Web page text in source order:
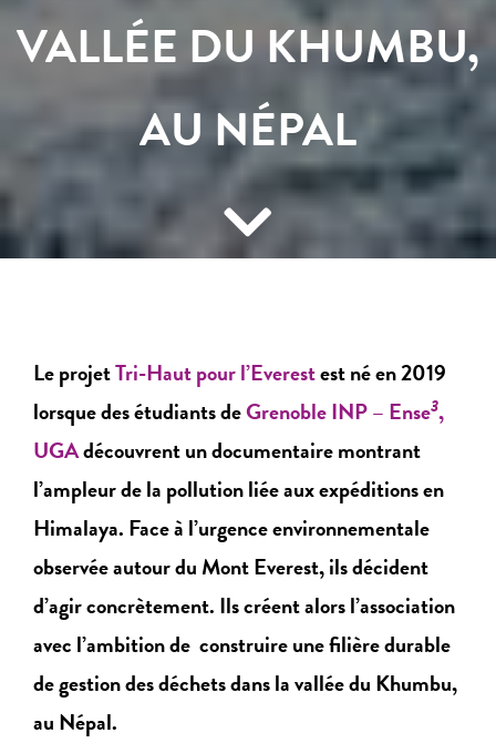
VALLÉE DU KHUMBU,
AU NÉPAL
Le projetTri-Haut pour l’Everestest né en 2019
lorsque des étudiants deGrenoble INP – Ense3,
UGAdécouvrent un documentaire montrant
l’ampleur de la pollution liée aux expéditions en
Himalaya. Face à l’urgence environnementale
observée autour du Mont Everest, ils décident
d’agir concrètement. Ils créent alors l’association
avec l’ambition de construire une filière durable
de gestion des déchets dans la vallée du Khumbu,
au Népal.